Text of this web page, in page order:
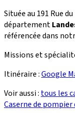
Située au 191 Rue
département
référencée dans
Missions et
Itinéraire :Google
Voir aussi : tous les
Caserne de pompier